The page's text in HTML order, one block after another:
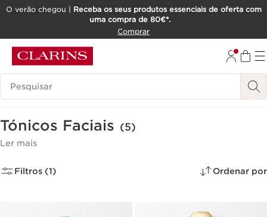
SALTAR PARA O CONTEÚDO
O verão chegou | Receba os seus produtos essenciais de oferta com
uma compra de 80€*.
Comprar
Pesquisar Legenda
Tónicos Faciais (5)
Ler mais
Filtros (1) Ordenar por